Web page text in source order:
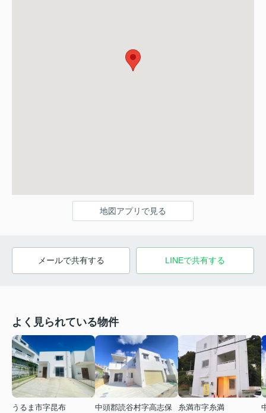
地図アプリで見る
メールで共有する LINEで共有する
よく見られている物件
うるま市字昆布
中頭郡読谷村字高志保
糸満市字糸満